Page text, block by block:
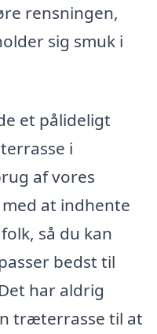
rensningen,
sig smuk i
et pålideligt
i
af vores
at indhente
så du kan
bedst til
har aldrig
træterrasse til at